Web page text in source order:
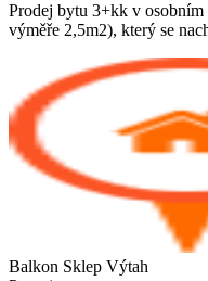
Prodej bytu 3+kk v
výměře 2,5m2), který se
Balkon Sklep Výtah